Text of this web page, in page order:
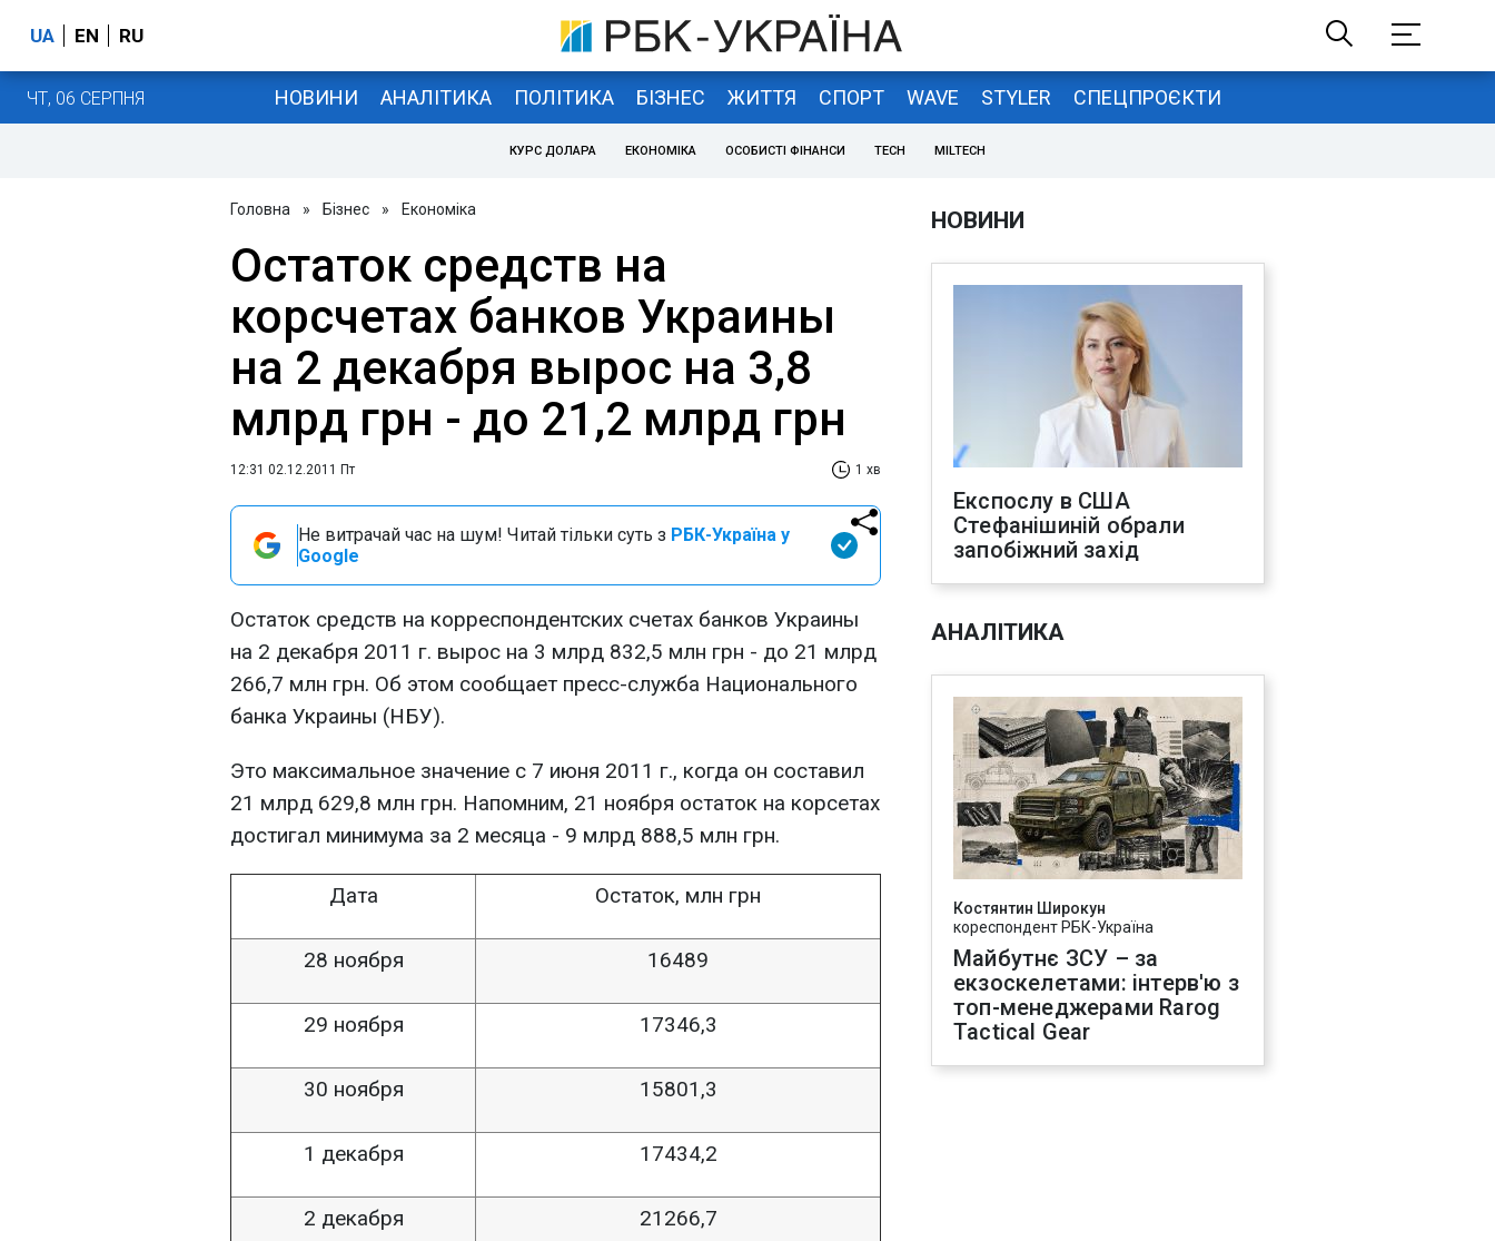
UA EN RU
ЧТ, 06 СЕРПНЯ НОВИНИ АНАЛІТИКА ПОЛІТИКА БІЗНЕС ЖИТТЯ СПОРТ WAVE STYLER СПЕЦПРОЄКТИ
КУРС ДОЛАРА ЕКОНОМІКА ОСОБИСТІ ФІНАНСИ TECH MILTECH
Головна » Бізнес » Економіка
Остаток средств на
корсчетах банков Украины
на 2 декабря вырос на 3,8
млрд грн - до 21,2 млрд грн
12:31 02.12.2011 Пт 1 хв
Не витрачай час на шум! Читай тільки суть з РБК-Україна у
Google
Остаток средств на корреспондентских счетах банков Украины
на 2 декабря 2011 г. вырос на 3 млрд 832,5 млн грн - до 21 млрд
266,7 млн грн. Об этом сообщает пресс-служба Национального
банка Украины (НБУ).
Это максимальное значение с 7 июня 2011 г., когда он составил
21 млрд 629,8 млн грн. Напомним, 21 ноября остаток на корсетах
достигал минимума за 2 месяца - 9 млрд 888,5 млн грн.
Дата Остаток, млн грн
28 ноября 16489
29 ноября 17346,3
30 ноября 15801,3
1 декабря 17434,2
2 декабря 21266,7
НОВИНИ
Експослу в США
Стефанішиній обрали
запобіжний захід
АНАЛІТИКА
Костянтин Широкун
кореспондент РБК-Україна
Майбутнє ЗСУ – за
екзоскелетами: інтерв'ю з
топ-менеджерами Rarog
Tactical Gear